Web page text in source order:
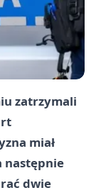
zatrzymali
miał
następnie
dwie